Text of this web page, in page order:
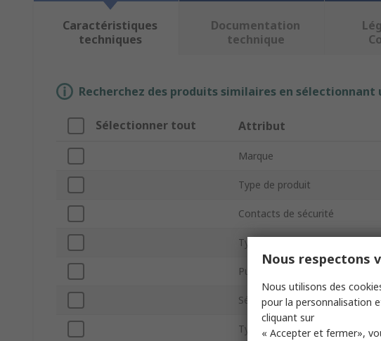
Caractéristiques
techniques
Documentation
technique
Recherchez des produits similaires en
Sélectionner tout Attribut
Marque
Type de produit
Contacts de sécurité
Type de montage
Puissance Consommée
Série
Type de terminaison
Nous respectons
Nous utilisons des
pour la personnalisation
cliquant sur
« Accepter et fermer»,